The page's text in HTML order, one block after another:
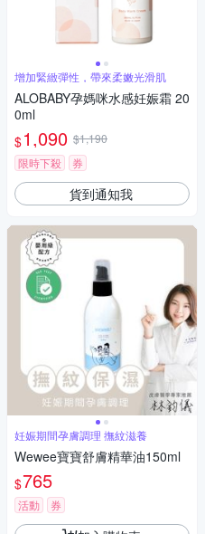
增加緊緻彈性，帶來柔嫩光滑肌
ALOBABY孕媽咪水感妊娠霜 20
0ml
$1,090 $1,190
限時下殺
券
貨到通知我
妊娠期間孕膚調理 撫紋滋養
Wewee寶寶舒膚精華油150ml
$765
活動 券